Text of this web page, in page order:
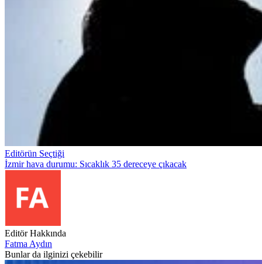
Editörün Seçtiği
İzmir hava durumu: Sıcaklık 35 dereceye çıkacak
Editör Hakkında
Fatma Aydın
Bunlar da ilginizi çekebilir